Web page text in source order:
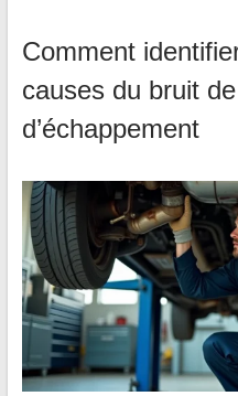
Comment
causes du bruit
d’échappement